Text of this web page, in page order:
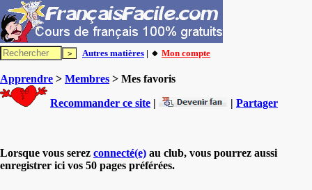
Autres matières | 🔸 Mon compte
Apprendre > Membres > Mes favoris
Recommander ce site | | Partager
Lorsque vous serez connecté(e) au club, vous pourrez aussi
enregistrer ici vos 50 pages préférées.